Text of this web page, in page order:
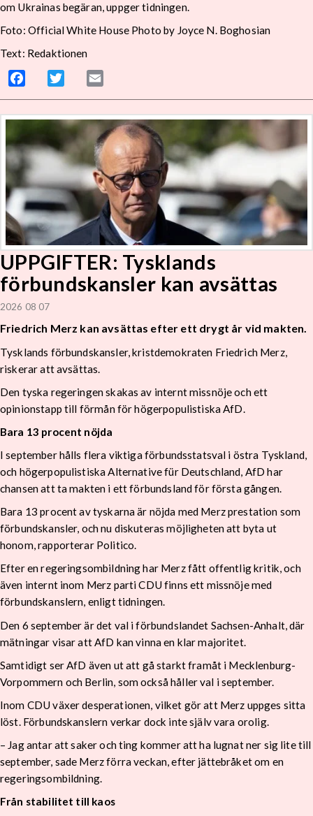
om Ukrainas begäran, uppger tidningen.
Foto: Official White House Photo by Joyce N. Boghosian
Text: Redaktionen
Facebook Twitter
UPPGIFTER: Tysklands
förbundskansler kan avsättas
2026 08 07
Friedrich Merz kan avsättas efter ett drygt år vid makten.
Tysklands förbundskansler, kristdemokraten Friedrich Merz,
riskerar att avsättas.
Den tyska regeringen skakas av internt missnöje och ett
opinionstapp till förmån för högerpopulistiska AfD.
Bara 13 procent nöjda
I september hålls flera viktiga förbundsstatsval i östra Tyskland,
och högerpopulistiska Alternative für Deutschland, AfD har
chansen att ta makten i ett förbundsland för första gången.
Bara 13 procent av tyskarna är nöjda med Merz prestation som
förbundskansler, och nu diskuteras möjligheten att byta ut
honom, rapporterar Politico.
Efter en regeringsombildning har Merz fått offentlig kritik, och
även internt inom Merz parti CDU finns ett missnöje med
förbundskanslern, enligt tidningen.
Den 6 september är det val i förbundslandet Sachsen-Anhalt, där
mätningar visar att AfD kan vinna en klar majoritet.
Samtidigt ser AfD även ut att gå starkt framåt i Mecklenburg-
Vorpommern och Berlin, som också håller val i september.
Inom CDU växer desperationen, vilket gör att Merz uppges sitta
löst. Förbundskanslern verkar dock inte själv vara orolig.
– Jag antar att saker och ting kommer att ha lugnat ner sig lite till
september, sade Merz förra veckan, efter jättebråket om en
regeringsombildning.
Från stabilitet till kaos